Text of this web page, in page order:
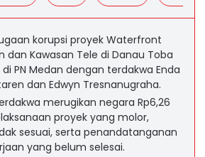
korupsi proyek Waterfront
dan Kawasan Tele di Danau Toba
PN Medan dengan terdakwa Enda
dan Edwyn Tresnanugraha.
merugikan negara Rp6,26
proyek yang molor,
sesuai, serta penandatanganan
yang belum selesai.